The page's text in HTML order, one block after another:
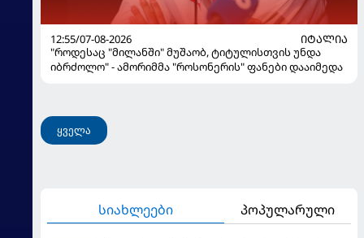
12:55/07-08-2026
ᲘᲢᲐᲚᲘᲐ
"როდესაც "მილანში" მუშაობ, ტიტულისთვის უნდა
იბრძოლო" - ამორიმმა "როსონერის" ფანები დააიმედა
ყველა
სიახლეები პოპულარული